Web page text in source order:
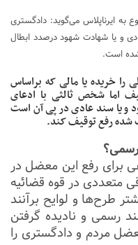
به ایرناپلاس می‌گوید: دادگستری
و یا شهادت شهود درصدد ابطال
است.
را خریده یا مالی که براساس
اما شخص ثالثی با ادعای
و یا سند عادی در پی آن است
شده رفع توقیف کند.
برای رفع این معضل در
متعددی در قوه قضائیه
طرح‌ها و لوایح برآنند
رسمی و نادیده گرفتن
مردم و دادگستری را